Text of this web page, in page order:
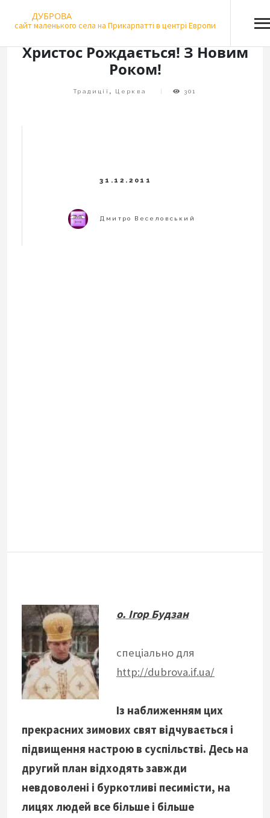
ДУБРОВА
сайт маленького села на Прикарпатті в центрі Европи
Христос Рождається! З Новим
Роком!
Традиції , Церква 301
о. Ігор Будзан
спеціально для
http://dubrova.if.ua/
Із наближенням цих
прекрасних зимових свят відчувається і
підвищення настрою в суспільстві. Десь на
другий план відходять завжди
невдоволені і буркотливі песимісти, на
лицях людей все більше і більше